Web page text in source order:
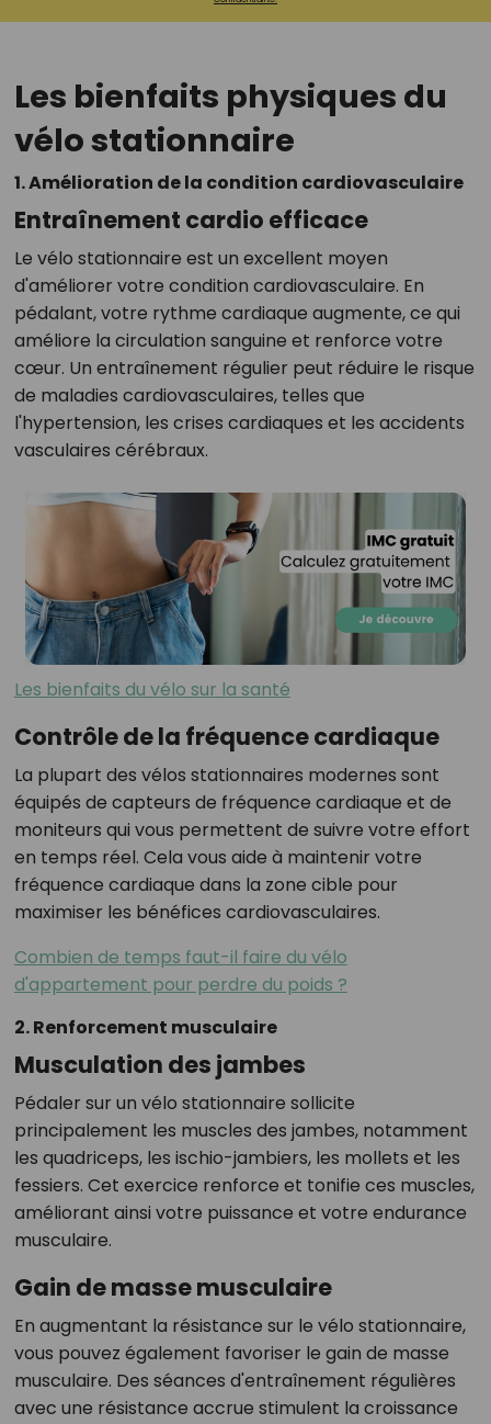
Les bienfaits physiques du
vélo stationnaire
1. Amélioration de la condition cardiovasculaire
Entraînement cardio efficace
Le vélo stationnaire est un excellent moyen
d'améliorer votre condition cardiovasculaire. En
pédalant, votre rythme cardiaque augmente, ce qui
améliore la circulation sanguine et renforce votre
cœur. Un entraînement régulier peut réduire le risque
de maladies cardiovasculaires, telles que
l'hypertension, les crises cardiaques et les accidents
vasculaires cérébraux.
Les bienfaits du vélo sur la santé
Contrôle de la fréquence cardiaque
La plupart des vélos stationnaires modernes sont
équipés de capteurs de fréquence cardiaque et de
moniteurs qui vous permettent de suivre votre effort
en temps réel. Cela vous aide à maintenir votre
fréquence cardiaque dans la zone cible pour
maximiser les bénéfices cardiovasculaires.
Combien de temps faut-il faire du vélo
d'appartement pour perdre du poids ?
2. Renforcement musculaire
Musculation des jambes
Pédaler sur un vélo stationnaire sollicite
principalement les muscles des jambes, notamment
les quadriceps, les ischio-jambiers, les mollets et les
fessiers. Cet exercice renforce et tonifie ces muscles,
améliorant ainsi votre puissance et votre endurance
musculaire.
Gain de masse musculaire
En augmentant la résistance sur le vélo stationnaire,
vous pouvez également favoriser le gain de masse
musculaire. Des séances d'entraînement régulières
avec une résistance accrue stimulent la croissance